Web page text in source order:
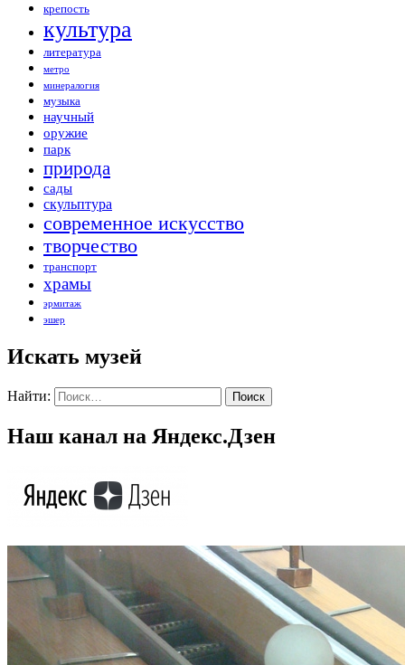
крепость
культура
литература
метро
минералогия
музыка
научный
оружие
парк
природа
сады
скульптура
современное искусство
творчество
транспорт
храмы
эрмитаж
эшер
Искать музей
Найти:
Наш канал на Яндекс.Дзен